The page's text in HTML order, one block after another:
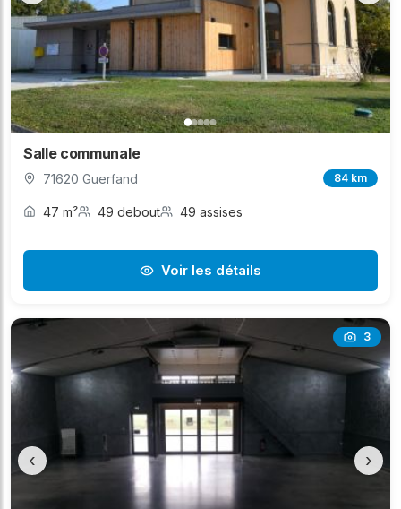
Salle communale
71620 Guerfand 84 km
47 m² 49 debout 49 assises
Voir les détails
3
‹ ›